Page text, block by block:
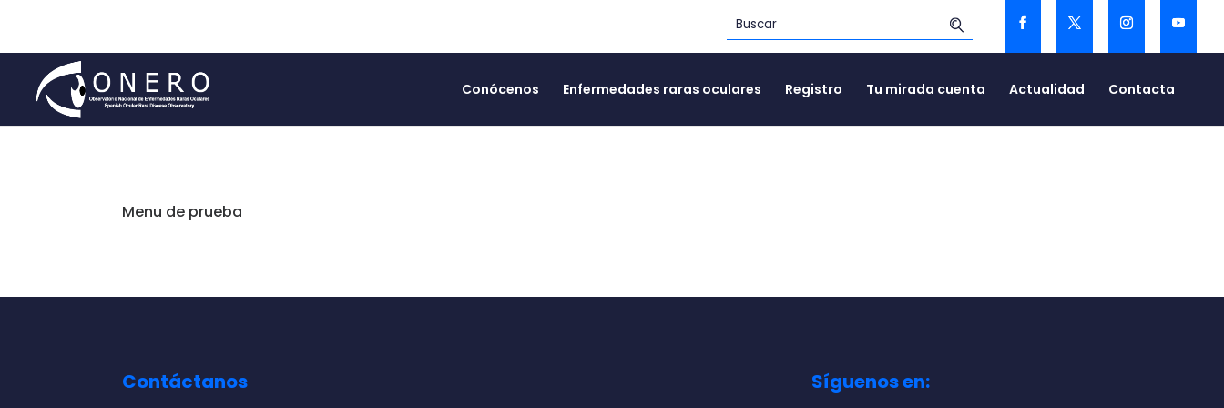
Conócenos Enfermedades raras oculares Registro Tu mirada cuenta Actualidad Contacta
Menu de prueba
Contáctanos Síguenos en: